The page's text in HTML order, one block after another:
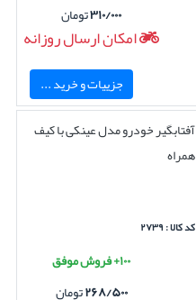
۳۱۰/۰۰۰تومان
امکان ارسال روزانه
جزییات و خرید ...
آفتابگیر خودرو مدل عینکی با کیف
همراه
کد کالا : ۲۷۳۹
۱۰۰+ فروش موفق
۲۶۸/۵۰۰تومان